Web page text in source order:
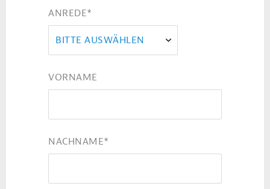
ANREDE*
BITTE AUSWÄHLEN
VORNAME
NACHNAME*